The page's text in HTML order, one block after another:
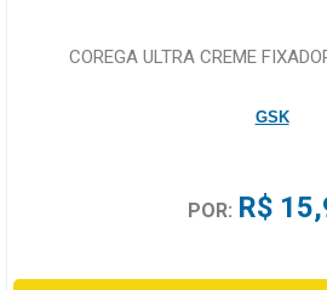
COREGA ULTRA CREME
GSK
POR: R$